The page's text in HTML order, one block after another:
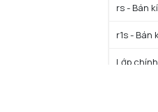
rs - Bán
r1s -
Lớp